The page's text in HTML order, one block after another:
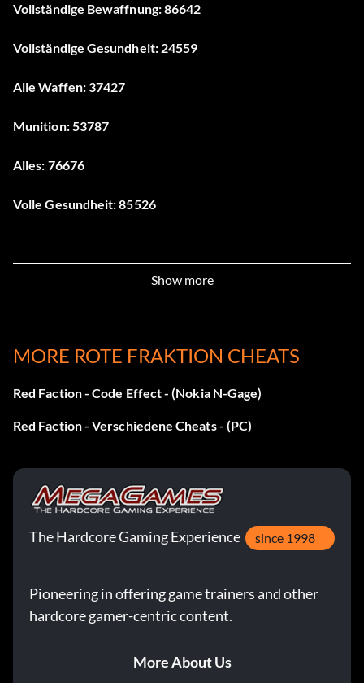
Vollständige Bewaffnung: 86642
Vollständige Gesundheit: 24559
Alle Waffen: 37427
Munition: 53787
Alles: 76676
Volle Gesundheit: 85526
Show more
MORE ROTE FRAKTION CHEATS
Red Faction - Code Effect - (Nokia N-Gage)
Red Faction - Verschiedene Cheats - (PC)
The Hardcore Gaming Experience since 1998
Pioneering in offering game trainers and other
hardcore gamer-centric content.
More About Us